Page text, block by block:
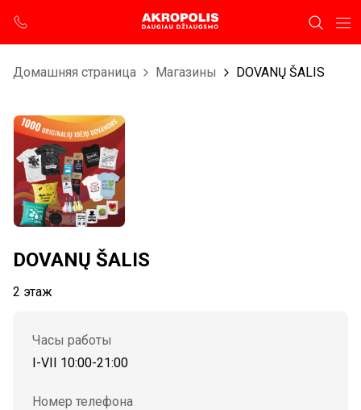
Домашняя страница Магазины DOVANŲ ŠALIS
DOVANŲ ŠALIS
2 этаж
Часы работы
I-VII 10:00-21:00
Номер телефона